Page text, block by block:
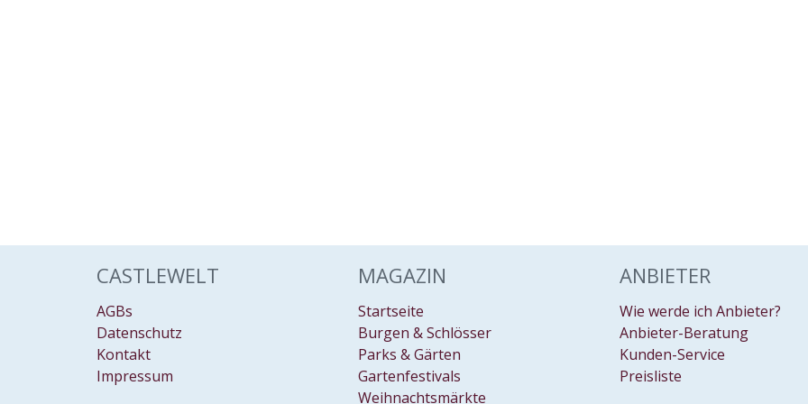
CASTLEWELT
AGBs
Datenschutz
Kontakt
Impressum
MAGAZIN
Startseite
Burgen & Schlösser
Parks & Gärten
Gartenfestivals
Weihnachtsmärkte
ANBIETER
Wie werde ich Anbieter?
Anbieter-Beratung
Kunden-Service
Preisliste